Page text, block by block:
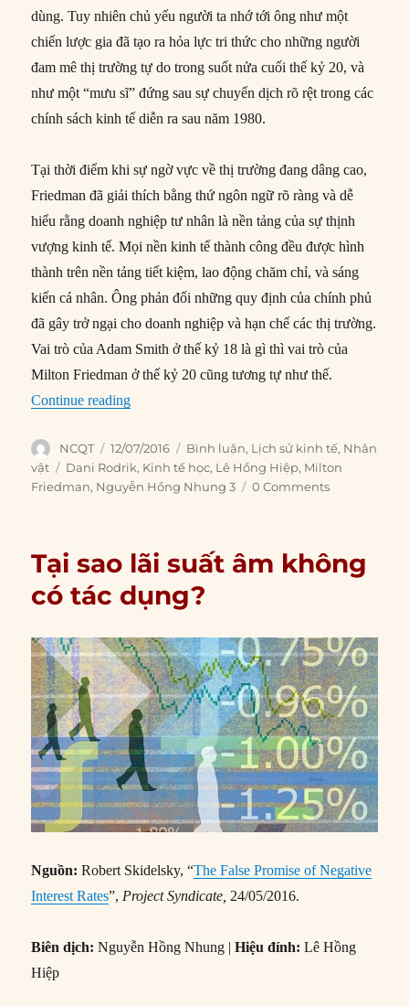
dùng. Tuy nhiên chủ yếu người ta nhớ tới ông như một
chiến lược gia đã tạo ra hỏa lực tri thức cho những người
đam mê thị trường tự do trong suốt nửa cuối thế kỷ 20, và
như một “mưu sĩ” đứng sau sự chuyển dịch rõ rệt trong các
chính sách kinh tế diễn ra sau năm 1980.
Tại thời điểm khi sự ngờ vực về thị trường đang dâng cao,
Friedman đã giải thích bằng thứ ngôn ngữ rõ ràng và dễ
hiểu rằng doanh nghiệp tư nhân là nền tảng của sự thịnh
vượng kinh tế. Mọi nền kinh tế thành công đều được hình
thành trên nền tảng tiết kiệm, lao động chăm chỉ, và sáng
kiến cá nhân. Ông phản đối những quy định của chính phủ
đã gây trở ngại cho doanh nghiệp và hạn chế các thị trường.
Vai trò của Adam Smith ở thế kỷ 18 là gì thì vai trò của
Milton Friedman ở thế kỷ 20 cũng tương tự như thế.
Continue reading“Đánh giá di sản tư tưởng của Milton
Author
NCQT
Posted
on
12/07/2016 Categories
Bình luận, Lịch sử kinh tế, Nhân
vật
Tags
Dani Rodrik, Kinh tế học, Lê Hồng Hiệp, Milton
Friedman, Nguyễn Hồng Nhung 3 0 Comments
Tại sao lãi suất âm không
có tác dụng?
Nguồn:Robert Skidelsky, “The False Promise of Negative
Interest Rates”, Project Syndicate, 24/05/2016.
Biên dịch:Nguyễn Hồng Nhung |Hiệu đính:Lê Hồng
Hiệp